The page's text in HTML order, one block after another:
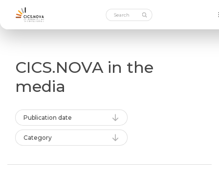
CICS.NOVA in the
media
Publication date
Category